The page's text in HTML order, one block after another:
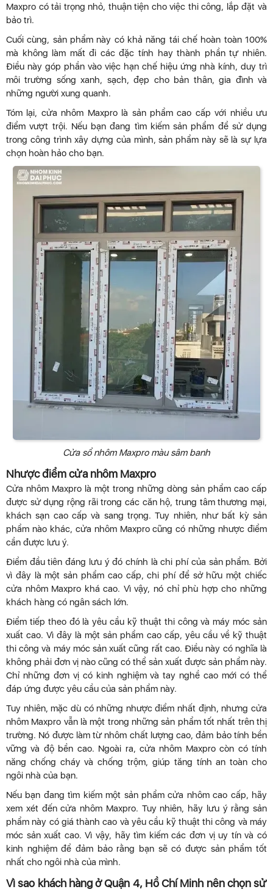
Maxpro có tải trọng nhỏ, thuận tiện cho việc thi công, lắp đặt và
bảo trì.
Cuối cùng, sản phẩm này có khả năng tái chế hoàn toàn 100%
mà không làm mất đi các đặc tính hay thành phần tự nhiên.
Điều này góp phần vào việc hạn chế hiệu ứng nhà kính, duy trì
môi trường sống xanh, sạch, đẹp cho bản thân, gia đình và
những người xung quanh.
Tóm lại, cửa nhôm Maxpro là sản phẩm cao cấp với nhiều ưu
điểm vượt trội. Nếu bạn đang tìm kiếm sản phẩm để sử dụng
trong công trình xây dựng của mình, sản phẩm này sẽ là sự lựa
chọn hoàn hảo cho bạn.
Cửa sổ nhôm Maxpro màu sâm banh
Nhược điểm cửa nhôm Maxpro
Cửa nhôm Maxpro là một trong những dòng sản phẩm cao cấp
được sử dụng rộng rãi trong các căn hộ, trung tâm thương mại,
khách sạn cao cấp và sang trọng. Tuy nhiên, như bất kỳ sản
phẩm nào khác, cửa nhôm Maxpro cũng có những nhược điểm
cần được lưu ý.
Điểm đầu tiên đáng lưu ý đó chính là chi phí của sản phẩm. Bởi
vì đây là một sản phẩm cao cấp, chi phí để sở hữu một chiếc
cửa nhôm Maxpro khá cao. Vì vậy, nó chỉ phù hợp cho những
khách hàng có ngân sách lớn.
Điểm tiếp theo đó là yêu cầu kỹ thuật thi công và máy móc sản
xuất cao. Vì đây là một sản phẩm cao cấp, yêu cầu về kỹ thuật
thi công và máy móc sản xuất cũng rất cao. Điều này có nghĩa là
không phải đơn vị nào cũng có thể sản xuất được sản phẩm này.
Chỉ những đơn vị có kinh nghiệm và tay nghề cao mới có thể
đáp ứng được yêu cầu của sản phẩm này.
Tuy nhiên, mặc dù có những nhược điểm nhất định, nhưng cửa
nhôm Maxpro vẫn là một trong những sản phẩm tốt nhất trên thị
trường. Nó được làm từ nhôm chất lượng cao, đảm bảo tính bền
vững và độ bền cao. Ngoài ra, cửa nhôm Maxpro còn có tính
năng chống cháy và chống trộm, giúp tăng tính an toàn cho
ngôi nhà của bạn.
Nếu bạn đang tìm kiếm một sản phẩm cửa nhôm cao cấp, hãy
xem xét đến cửa nhôm Maxpro. Tuy nhiên, hãy lưu ý rằng sản
phẩm này có giá thành cao và yêu cầu kỹ thuật thi công và máy
móc sản xuất cao. Vì vậy, hãy tìm kiếm các đơn vị uy tín và có
kinh nghiệm để đảm bảo rằng bạn sẽ có được sản phẩm tốt
nhất cho ngôi nhà của mình.
Vì sao khách hàng ở Quận 4, Hồ Chí Minh nên chọn sử